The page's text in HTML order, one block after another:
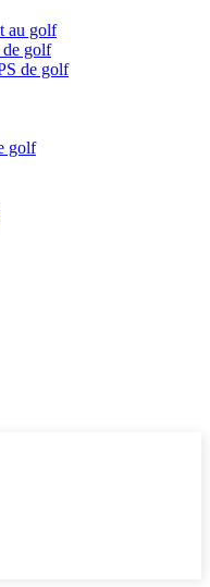
au golf
de golf
de golf
golf